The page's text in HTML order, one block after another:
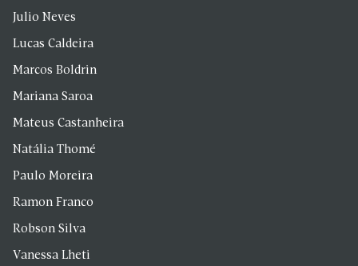
Julio Neves
Lucas Caldeira
Marcos Boldrin
Mariana Saroa
Mateus Castanheira
Natália Thomé
Paulo Moreira
Ramon Franco
Robson Silva
Vanessa Lheti